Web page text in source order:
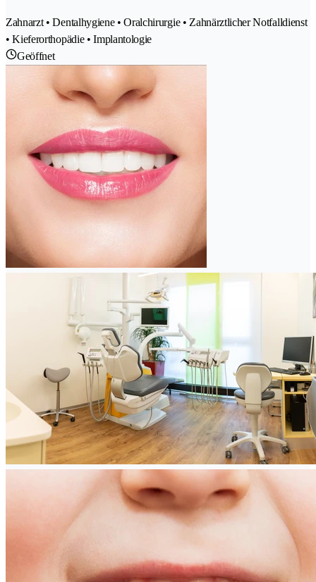
Zahnarzt • Dentalhygiene • Oralchirurgie • Zahnärztlicher Notfalldienst
• Kieferorthopädie • Implantologie
Geöffnet